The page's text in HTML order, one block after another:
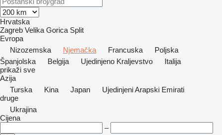
Hrvatska
Zagreb Velika Gorica Split
Evropa
Nizozemska
Njemačka Francuska
Poljska
Španjolska
Belgija Ujedinjeno Kraljevstvo
Italija
prikaži sve
Azija
Turska
Kina Japan
Ujedinjeni Arapski Emirati
druge
Ukrajina
Cijena
–